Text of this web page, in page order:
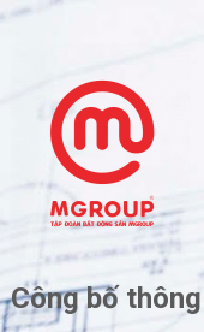
Công bố